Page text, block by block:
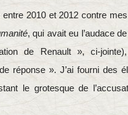
2010 et 2012 contre
, qui avait eu l’audace
de Renault », ci-
réponse ». J’ai fourni des
le grotesque de